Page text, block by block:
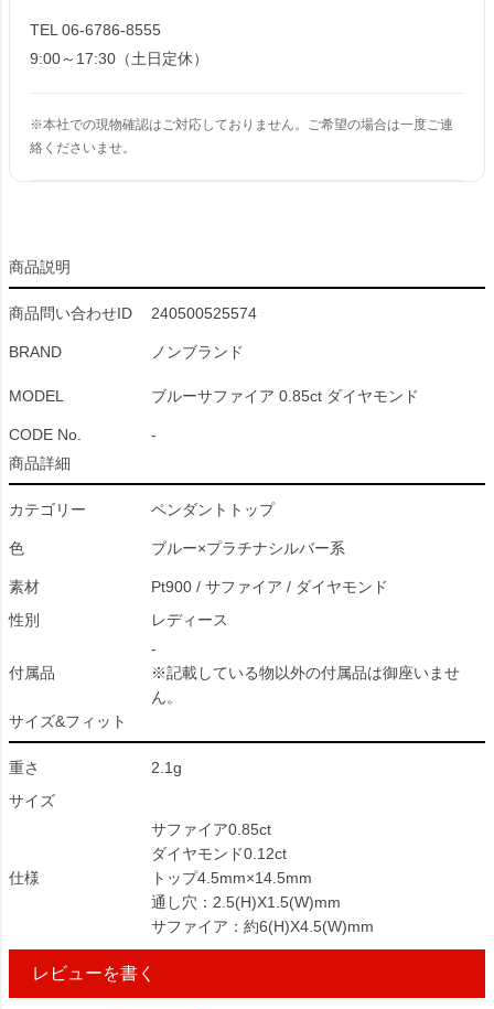
TEL 06-6786-8555
9:00～17:30（土日定休）
※本社での現物確認はご対応しておりません。ご希望の場合は一度ご連
絡くださいませ。
商品説明
商品問い合わせID 240500525574
BRAND ノンブランド
MODEL ブルーサファイア 0.85ct ダイヤモンド
CODE No.
-
商品詳細
カテゴリー ペンダントトップ
色 ブルー×プラチナシルバー系
素材
Pt900 / サファイア / ダイヤモンド
性別
レディース
付属品
-
※記載している物以外の付属品は御座いませ
ん。
サイズ&フィット
重さ
2.1g
サイズ
仕様
サファイア0.85ct
ダイヤモンド0.12ct
トップ4.5mm×14.5mm
通し穴：2.5(H)X1.5(W)mm
サファイア：約6(H)X4.5(W)mm
レビューを書く